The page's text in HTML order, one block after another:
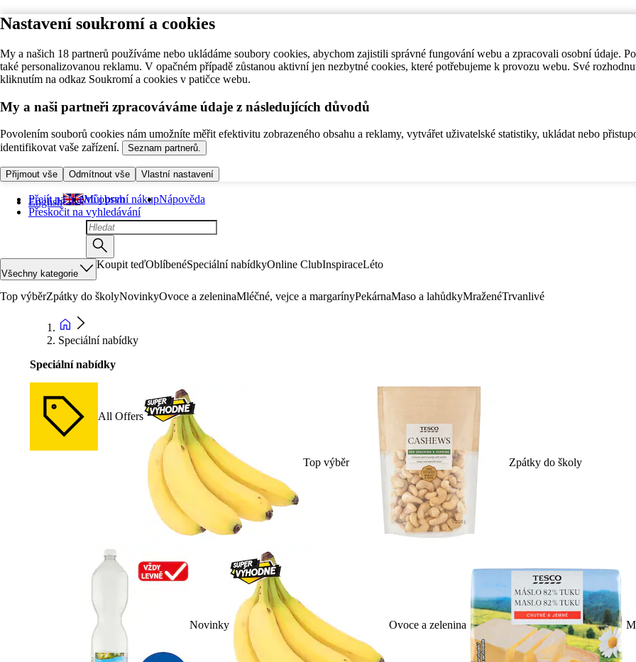
Nastavení soukromí a cookies
My a našich 18 partnerů používáme nebo ukládáme soubory cookies, abychom zajistili správné fungování webu a zpracovali osobní údaje.
také personalizovanou reklamu. V opačném případě zůstanou aktivní jen nezbytné cookies, které potřebujeme k provozu webu. Své
kliknutím na odkaz Soukromí a cookies v patičce webu.
My a naši partneři zpracováváme údaje z následujících důvodů
Povolením souborů cookies nám umožníte měřit efektivitu zobrazeného obsahu a reklamy, vytvářet uživatelské statistiky, ukládat nebo
identifikovat vaše zařízení.
Seznam partnerů.
Přijmout vše Odmítnout vše Vlastní nastavení
Přejít na hlavní obsah
Přeskočit na vyhledávání
English Můj první nákupNápověda
Všechny kategorie
Koupit teďOblíbenéSpeciální nabídkyOnline ClubInspiraceLéto
Top výběrZpátky do školyNovinkyOvoce a zeleninaMléčné, vejce a margarínyPekárnaMaso a lahůdkyMraženéTrvanlivé
Speciální nabídky
Speciální nabídky
All Offers
Top výběr Zpátky do školy
Novinky Ovoce a zelenina